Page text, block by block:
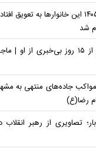
شارژ کالابرگ مرداد ۱۴۰۵ این خانوار‌ها به تعویق
شد
قتل یک مداح پس از ۱۵ روز بی‌خبری از او |
جاده‌های منتهی به
رضا(ع)
تصاویری از رهبر انقلاب